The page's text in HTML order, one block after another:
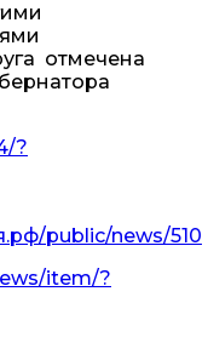
отмечена
?
public/news/510
item/?